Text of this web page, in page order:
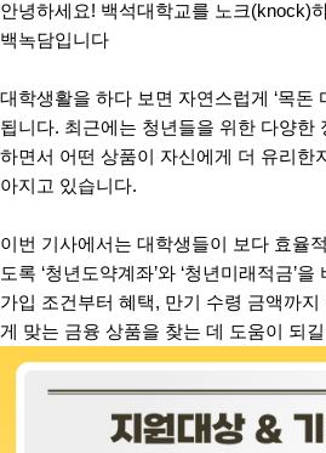
안녕하세요! 백석대학교를 노크(knock)
백녹담입니다
대학생활을 하다 보면 자연스럽게 ‘목돈
됩니다. 최근에는 청년들을 위한 다양한
하면서 어떤 상품이 자신에게 더 유리한
아지고 있습니다.
이번 기사에서는 대학생들이 보다 효율
도록 ‘청년도약계좌’와 ‘청년미래적금’
가입 조건부터 혜택, 만기 수령 금액까지
게 맞는 금융 상품을 찾는 데 도움이 되